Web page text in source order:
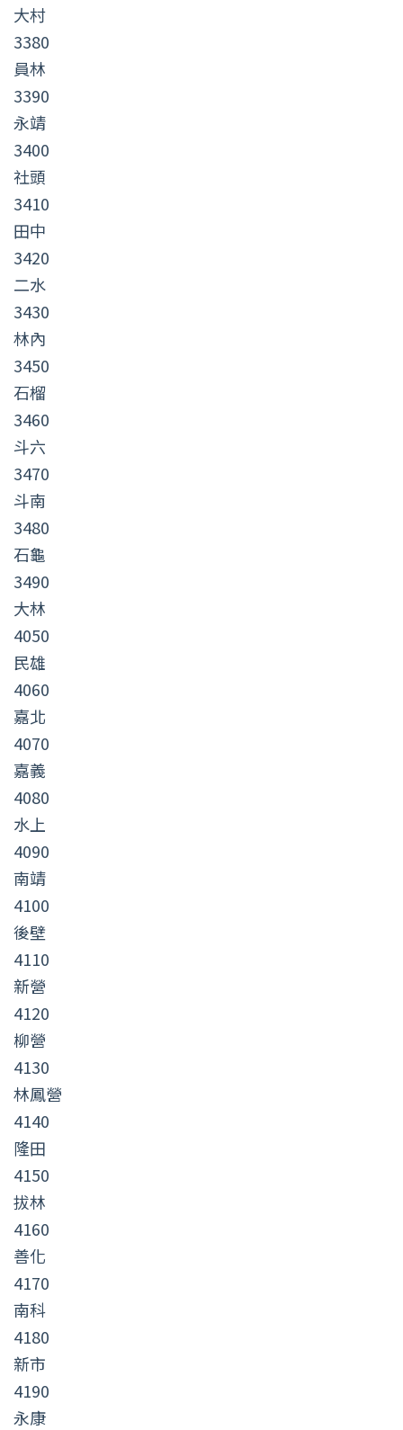
大村
3380
員林
3390
永靖
3400
社頭
3410
田中
3420
二水
3430
林內
3450
石榴
3460
斗六
3470
斗南
3480
石龜
3490
大林
4050
民雄
4060
嘉北
4070
嘉義
4080
水上
4090
南靖
4100
後壁
4110
新營
4120
柳營
4130
林鳳營
4140
隆田
4150
拔林
4160
善化
4170
南科
4180
新市
4190
永康